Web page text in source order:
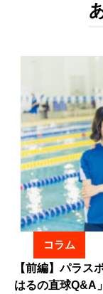
コラム
【前編】パラス
はるの直球Q&A」